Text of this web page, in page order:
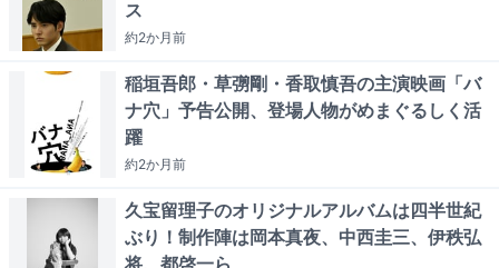
ス
約2か月前
稲垣吾郎・草彅剛・香取慎吾の主演映画「バ
ナ穴」予告公開、登場人物がめまぐるしく活
躍
約2か月前
久宝留理子のオリジナルアルバムは四半世紀
ぶり！制作陣は岡本真夜、中西圭三、伊秩弘